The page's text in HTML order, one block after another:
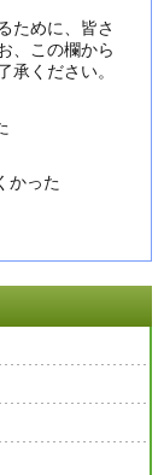
ために、皆さ
、この欄から
承ください。
かった